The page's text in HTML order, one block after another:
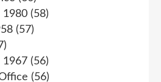
1980 (58)
(57)
1967 (56)
(56)